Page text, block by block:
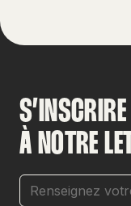
S’INSCRIRE
À NOTRE